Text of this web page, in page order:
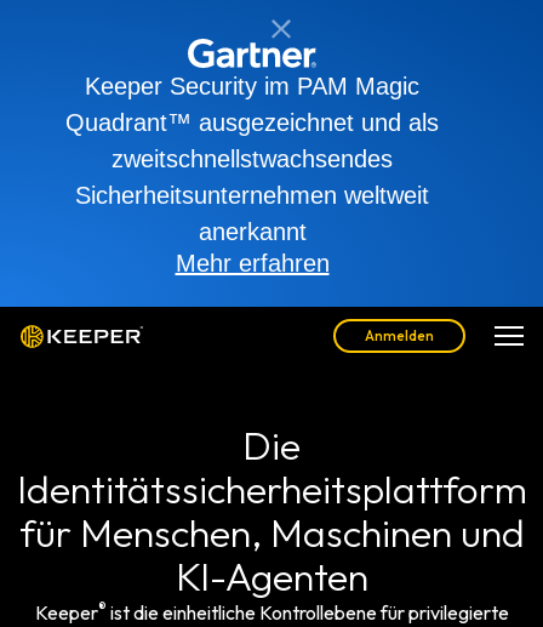
Keeper Security im PAM Magic
Quadrant™ ausgezeichnet und als
zweitschnellstwachsendes
Sicherheitsunternehmen weltweit
anerkannt
Mehr erfahren
Anmelden
Die
Identitätssicherheitsplattform
für Menschen, Maschinen und
KI-Agenten
Keeper® ist die einheitliche Kontrollebene für privilegierte